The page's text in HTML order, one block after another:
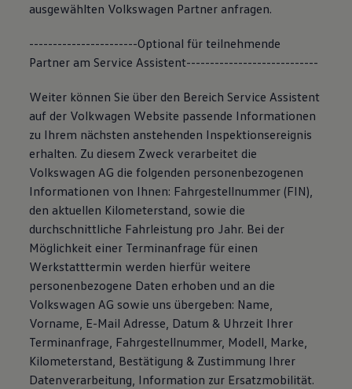
ausgewählten Volkswagen Partner anfragen.
-----------------------Optional für teilnehmende
Partner am Service Assistent----------------------------
Weiter können Sie über den Bereich Service Assistent
auf der Volkwagen Website passende Informationen
zu Ihrem nächsten anstehenden Inspektionsereignis
erhalten. Zu diesem Zweck verarbeitet die
Volkswagen AG die folgenden personenbezogenen
Informationen von Ihnen: Fahrgestellnummer (FIN),
den aktuellen Kilometerstand, sowie die
durchschnittliche Fahrleistung pro Jahr. Bei der
Möglichkeit einer Terminanfrage für einen
Werkstatttermin werden hierfür weitere
personenbezogene Daten erhoben und an die
Volkswagen AG sowie uns übergeben: Name,
Vorname, E-Mail Adresse, Datum & Uhrzeit Ihrer
Terminanfrage, Fahrgestellnummer, Modell, Marke,
Kilometerstand, Bestätigung & Zustimmung Ihrer
Datenverarbeitung, Information zur Ersatzmobilität.